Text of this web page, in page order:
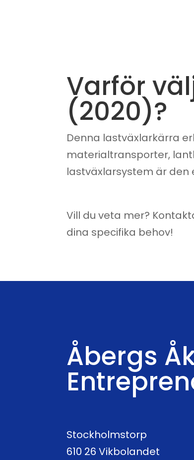
Varför
(2020)?
Denna lastväxlarkärra
materialtransporter,
lastväxlarsystem är den
Vill du veta mer?
dina specifika behov!
Åbergs
Stockholmstorp
610 26 Vikbolandet